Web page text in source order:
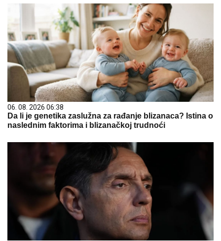
06. 08. 2026 06:38
Da li je genetika zaslužna za rađanje blizanaca? Istina o
naslednim faktorima i blizanačkoj trudnoći